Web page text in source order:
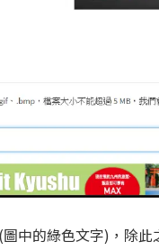
中的綠色文字)，除